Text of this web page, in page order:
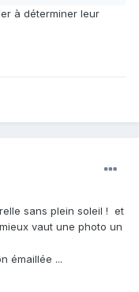
et si les
à déterminer leur
sans plein soleil ! et
vaut une photo un
émaillée ...